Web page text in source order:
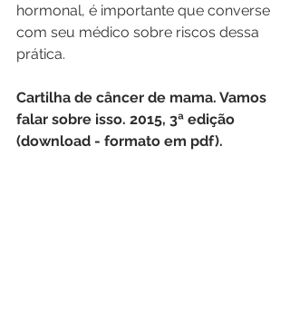
hormonal, é importante que converse
com seu médico sobre riscos dessa
prática.
Cartilha de câncer de mama. Vamos
falar sobre isso. 2015, 3ª edição
(download - formato em pdf).